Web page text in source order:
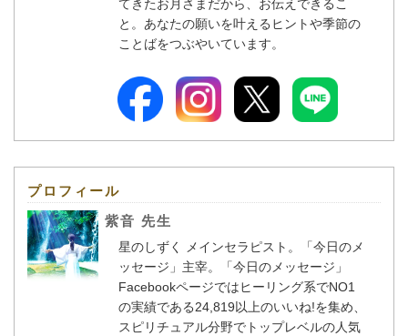
てきたお月さまだから、お伝えできるこ
と。あなたの願いを叶えるヒントや季節の
ことばをつぶやいています。
プロフィール
紫音 先生
星のしずく メインセラピスト。「今日のメ
ッセージ」主宰。「今日のメッセージ」
Facebookページではヒーリング系でNO1
の実績である24,819以上のいいね!を集め、
スピリチュアル分野でトップレベルの人気